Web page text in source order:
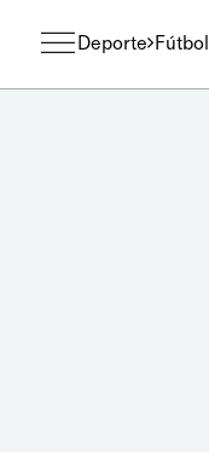
Deporte Fútbol